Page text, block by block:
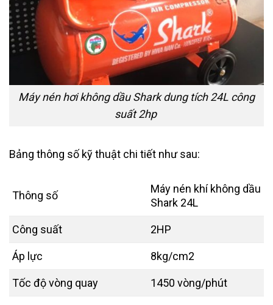
Máy nén hơi không dầu Shark dung tích 24L công
suất 2hp
Bảng thông số kỹ thuật chi tiết như sau:
Thông số
Máy nén khí không dầu
Shark 24L
Công suất 2HP
Áp lực 8kg/cm2
Tốc độ vòng quay 1450 vòng/phút